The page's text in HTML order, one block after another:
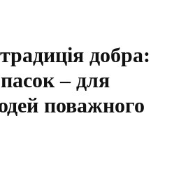
добра:
– для
поважного